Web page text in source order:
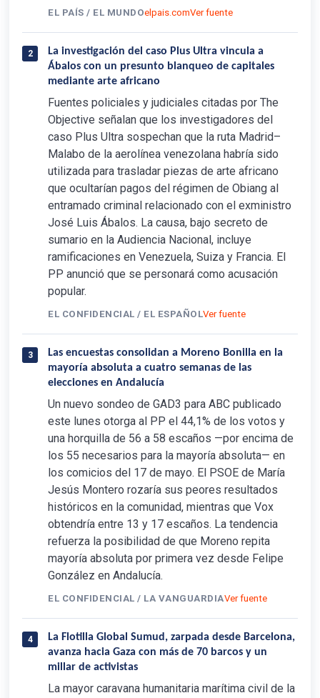
EL PAÍS / EL MUNDOelpais.comVer fuente
2
La investigación del caso Plus Ultra vincula a
Ábalos con un presunto blanqueo de capitales
mediante arte africano
Fuentes policiales y judiciales citadas por The
Objective señalan que los investigadores del
caso Plus Ultra sospechan que la ruta Madrid–
Malabo de la aerolínea venezolana habría sido
utilizada para trasladar piezas de arte africano
que ocultarían pagos del régimen de Obiang al
entramado criminal relacionado con el exministro
José Luis Ábalos. La causa, bajo secreto de
sumario en la Audiencia Nacional, incluye
ramificaciones en Venezuela, Suiza y Francia. El
PP anunció que se personará como acusación
popular.
EL CONFIDENCIAL / EL ESPAÑOLVer fuente
3
Las encuestas consolidan a Moreno Bonilla en la
mayoría absoluta a cuatro semanas de las
elecciones en Andalucía
Un nuevo sondeo de GAD3 para ABC publicado
este lunes otorga al PP el 44,1% de los votos y
una horquilla de 56 a 58 escaños —por encima de
los 55 necesarios para la mayoría absoluta— en
los comicios del 17 de mayo. El PSOE de María
Jesús Montero rozaría sus peores resultados
históricos en la comunidad, mientras que Vox
obtendría entre 13 y 17 escaños. La tendencia
refuerza la posibilidad de que Moreno repita
mayoría absoluta por primera vez desde Felipe
González en Andalucía.
EL CONFIDENCIAL / LA VANGUARDIAVer fuente
4
La Flotilla Global Sumud, zarpada desde Barcelona,
avanza hacia Gaza con más de 70 barcos y un
millar de activistas
La mayor caravana humanitaria marítima civil de la